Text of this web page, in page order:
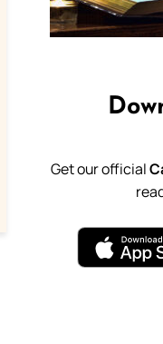
Get our official